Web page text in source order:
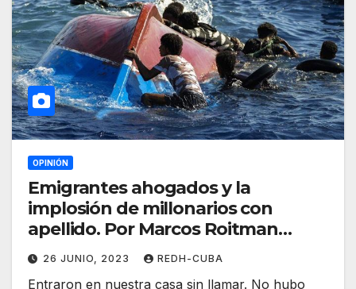
OPINIÓN
Emigrantes ahogados y la
implosión de millonarios con
apellido. Por Marcos Roitman
Rosenmann
26 JUNIO, 2023 REDH-CUBA
Entraron en nuestra casa sin llamar. No hubo